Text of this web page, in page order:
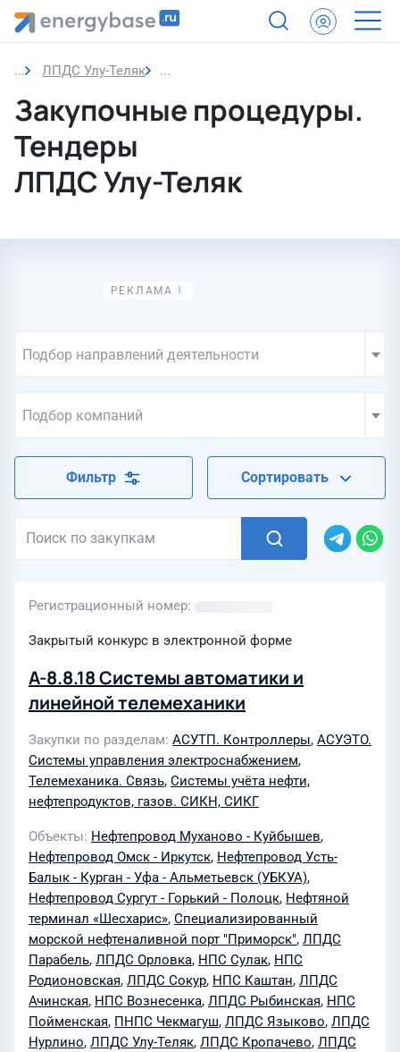
ЛПДС Улу-Теляк Закупочные процедуры. Тендеры
Закупочные процедуры.
Тендеры
ЛПДС Улу-Теляк
Подбор направлений деятельности
Подбор компаний
Фильтр Сортировать
Регистрационный номер
Закрытый конкурс в электронной форме
А-8.8.18 Системы автоматики и
линейной телемеханики
Закупки по разделам АСУТП. Контроллеры, АСУЭТО.
Системы управления электроснабжением,
Телемеханика. Связь, Системы учёта нефти,
нефтепродуктов, газов. СИКН, СИКГ
Объекты Нефтепровод Муханово - Куйбышев,
Нефтепровод Омск - Иркутск, Нефтепровод Усть-
Балык - Курган - Уфа - Альметьевск (УБКУА),
Нефтепровод Сургут - Горький - Полоцк, Нефтяной
терминал «Шесхарис», Специализированный
морской нефтеналивной порт "Приморск", ЛПДС
Парабель, ЛПДС Орловка, НПС Сулак, НПС
Родионовская, ЛПДС Сокур, НПС Каштан, ЛПДС
Ачинская, НПС Вознесенка, ЛПДС Рыбинская, НПС
Пойменская, ПНПС Чекмагуш, ЛПДС Языково, ЛПДС
Нурлино, ЛПДС Улу-Теляк, ЛПДС Кропачево, ЛПДС